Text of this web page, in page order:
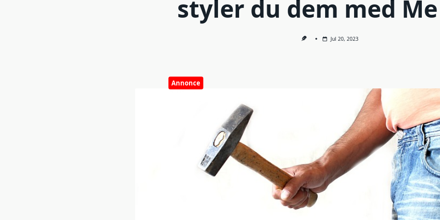
styler du dem med
Jul 20, 2023
Annonce